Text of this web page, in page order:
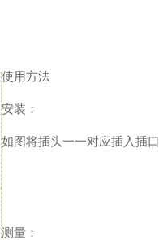
使用方法
安装：
如图将插头一一对应插入插口
测量：